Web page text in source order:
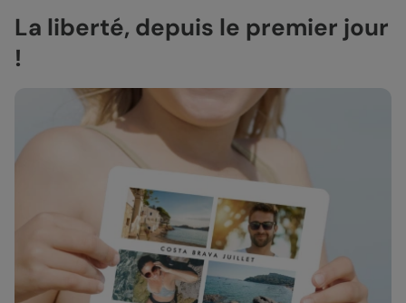
La liberté, depuis le premier jour
!